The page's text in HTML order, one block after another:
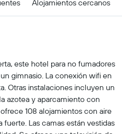
Alojamientos cercanos
este hotel para no fumadores
gimnasio. La conexión wifi en
Otras instalaciones incluyen un
azotea y aparcamiento con
108 alojamientos con aire
Las camas están vestidas